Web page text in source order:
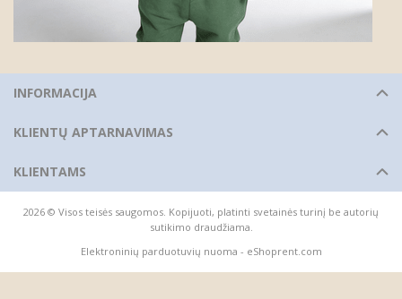
INFORMACIJA
KLIENTŲ APTARNAVIMAS
KLIENTAMS
2026 © Visos teisės saugomos. Kopijuoti, platinti svetainės turinį be autorių
sutikimo draudžiama.
Elektroninių parduotuvių nuoma - eShoprent.com